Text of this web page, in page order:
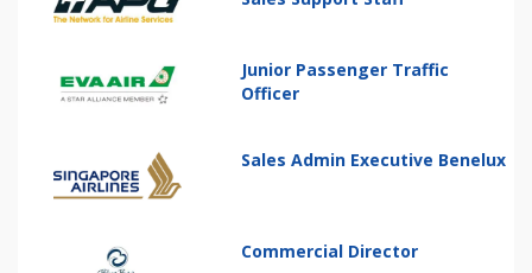
Junior Passenger Traffic
Officer
Sales Admin Executive Benelux
Commercial Director